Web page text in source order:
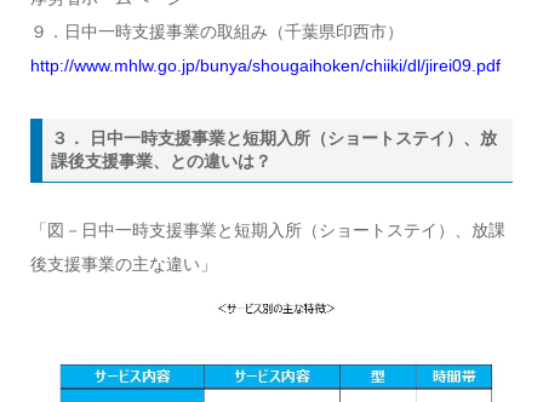
９．日中一時支援事業の取組み（千葉県印西市）
http://www.mhlw.go.jp/bunya/shougaihoken/chiiki/dl/jirei09.pdf
３． 日中一時支援事業と短期入所（ショートステイ）、放
課後支援事業、との違いは？
「図－日中一時支援事業と短期入所（ショートステイ）、放課
後支援事業の主な違い」